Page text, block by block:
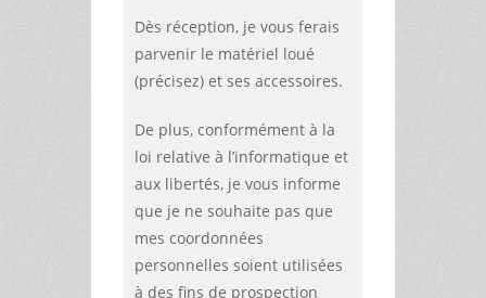
Dès réception, je vous ferais
parvenir le matériel loué
(précisez) et ses accessoires.
De plus, conformément à la
loi relative à l’informatique et
aux libertés, je vous informe
que je ne souhaite pas que
mes coordonnées
personnelles soient utilisées
à des fins de prospection